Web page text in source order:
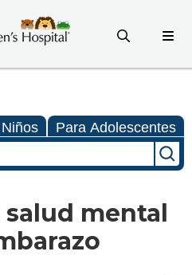
Para Adolescentes
salud mental